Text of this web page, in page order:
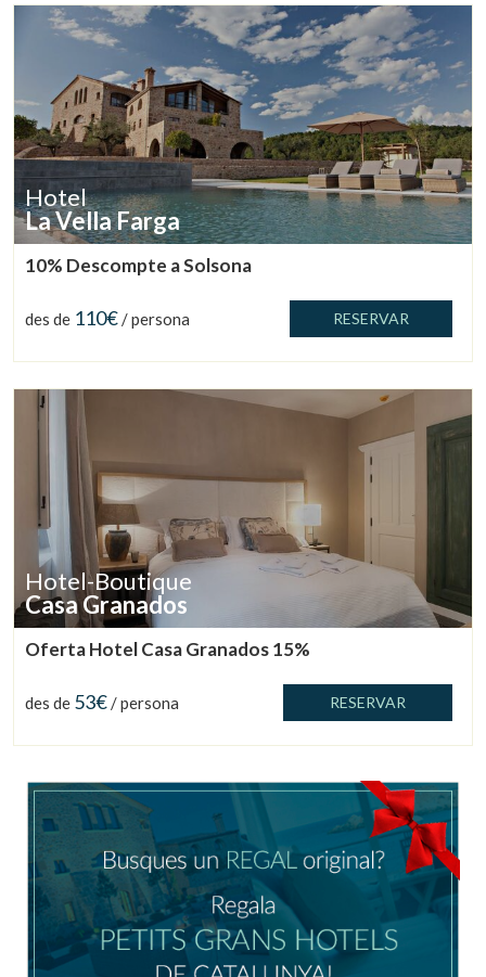
Gestionar la meva reserva
Verificar localitzador
Hotel
La Vella Farga
10% Descompte a Solsona
des de 110€/ persona RESERVAR
Hotel-Boutique
Casa Granados
Oferta Hotel Casa Granados 15%
des de 53€/ persona RESERVAR